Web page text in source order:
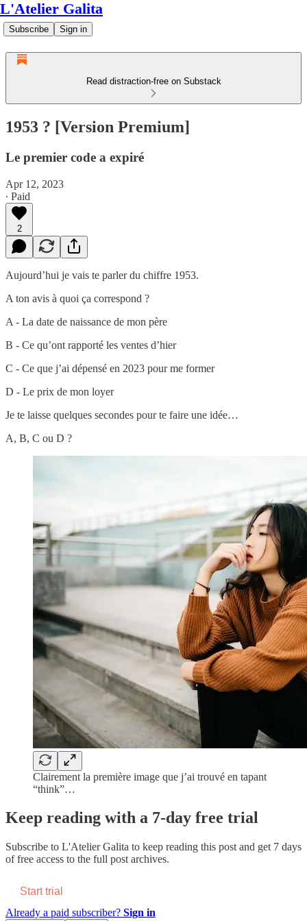
L'Atelier Galita
Subscribe Sign in
Read distraction-free on Substack
1953 ? [Version Premium]
Le premier code a expiré
Apr 12, 2023
∙ Paid
2
Aujourd’hui je vais te parler du chiffre 1953.
A ton avis à quoi ça correspond ?
A - La date de naissance de mon père
B - Ce qu’ont rapporté les ventes d’hier
C - Ce que j’ai dépensé en 2023 pour me former
D - Le prix de mon loyer
Je te laisse quelques secondes pour te faire une idée…
A, B, C ou D ?
Clairement la première image que j’ai trouvé en tapant
“think”…
Keep reading with a 7-day free trial
Subscribe to L'Atelier Galita to keep reading this post and get 7 days
of free access to the full post archives.
Start trial
Already a paid subscriber? Sign in